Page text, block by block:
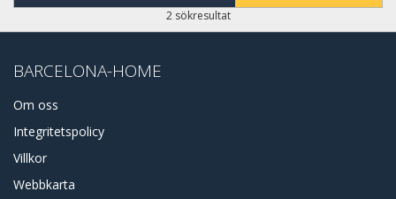
2 sökresultat
BARCELONA-HOME
Om oss
Integritetspolicy
Villkor
Webbkarta